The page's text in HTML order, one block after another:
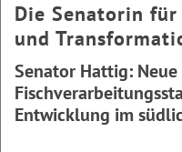
Die Senatorin
und
Senator Hattig:
Entwicklung im